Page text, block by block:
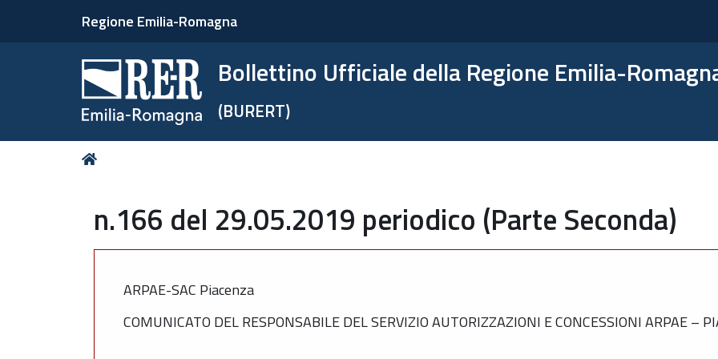
Regione Emilia-Romagna
Bollettino Ufficiale della Regione Emilia-
(BURERT)
Tu
n.166 del 29.05.2019 periodico (Parte Seconda)
ARPAE-SAC Piacenza
COMUNICATO DEL RESPONSABILE DEL SERVIZIO AUTORIZZAZIONI E CONCESSIONI ARPAE –